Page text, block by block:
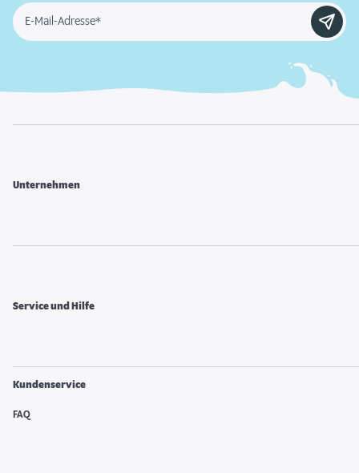
E-Mail-Adresse*
Unternehmen
Service und Hilfe
Kundenservice
FAQ